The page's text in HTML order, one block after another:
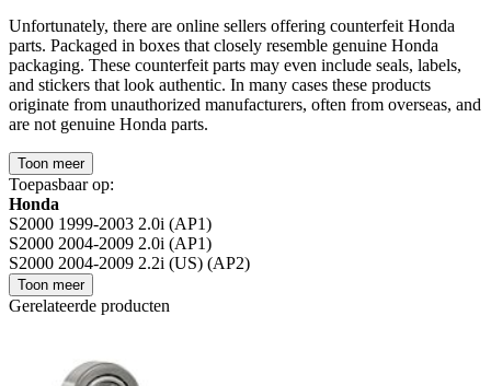
Unfortunately, there are online sellers offering counterfeit Honda
parts. Packaged in boxes that closely resemble genuine Honda
packaging. These counterfeit parts may even include seals, labels,
and stickers that look authentic. In many cases these products
originate from unauthorized manufacturers, often from overseas, and
are not genuine Honda parts.
Toon meer
Toepasbaar op:
Honda
S2000 1999-2003 2.0i (AP1)
S2000 2004-2009 2.0i (AP1)
S2000 2004-2009 2.2i (US) (AP2)
Toon meer
Gerelateerde producten